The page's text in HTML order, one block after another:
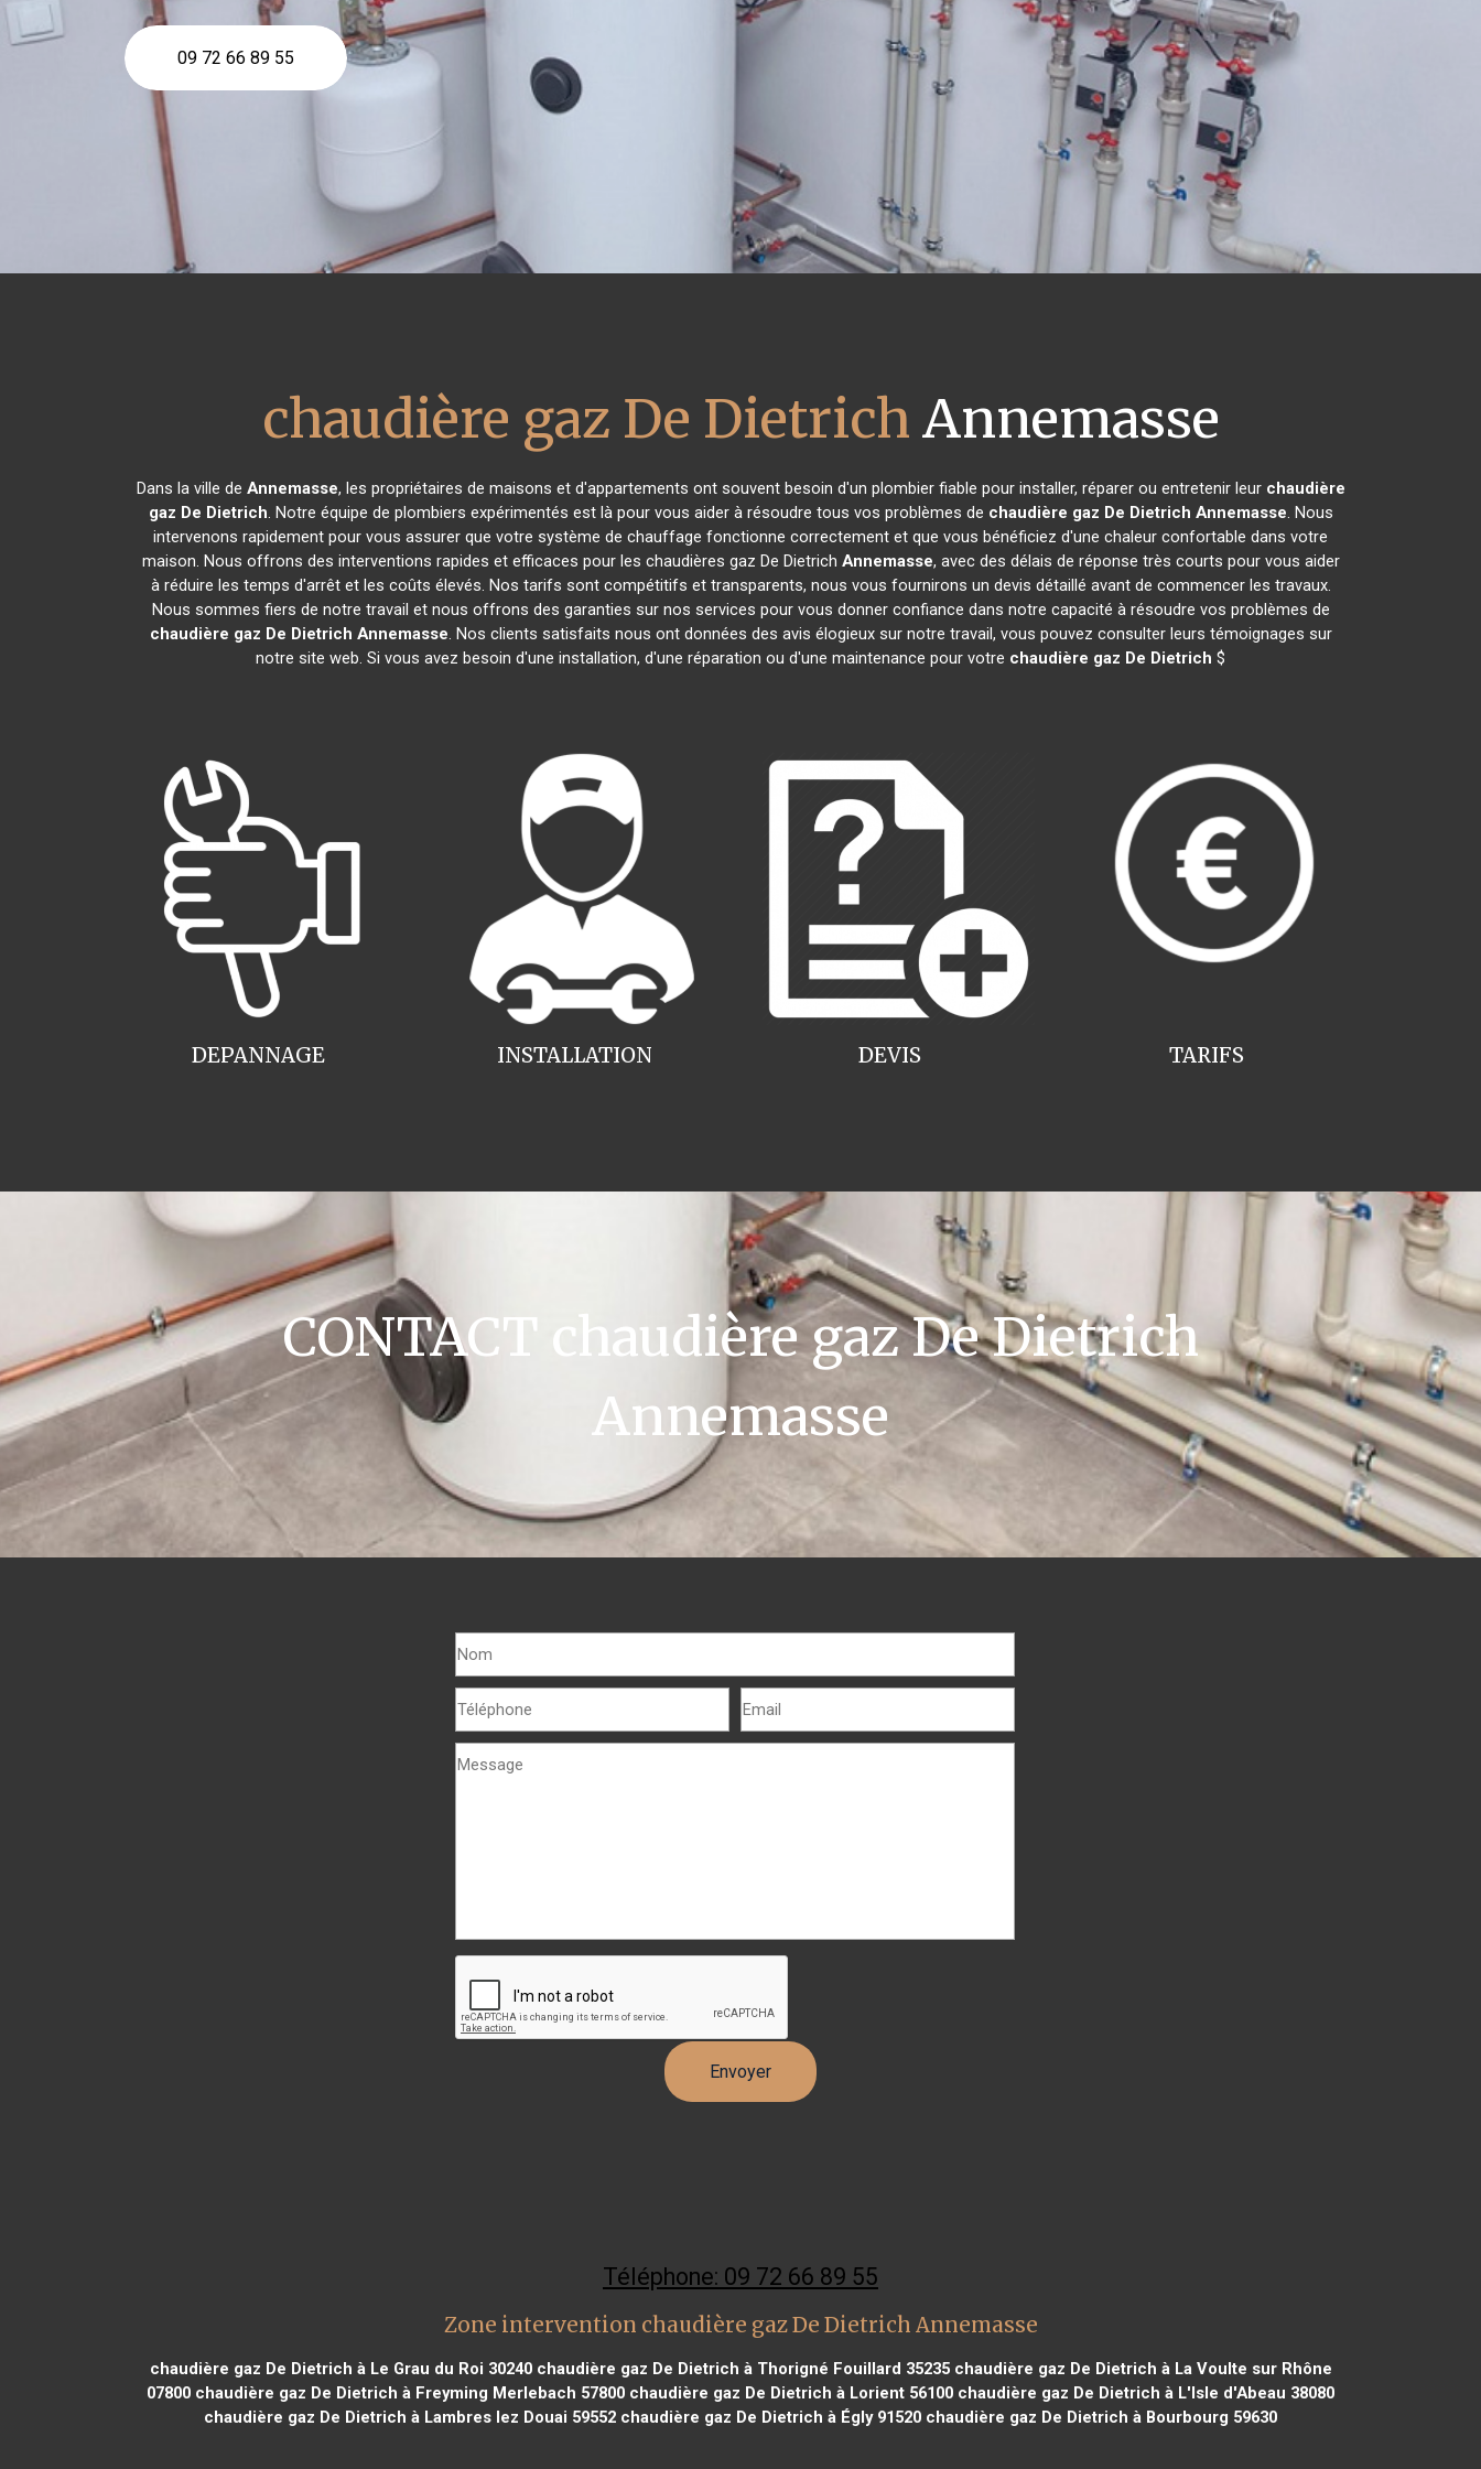
09 72 66 89 55
chaudière gaz De Dietrich Annemasse
Dans la ville de Annemasse, les propriétaires de maisons et d'appartements ont souvent besoin d'un plombier fiable pour installer, réparer ou entretenir leur chaudière
gaz De Dietrich. Notre équipe de plombiers expérimentés est là pour vous aider à résoudre tous vos problèmes de chaudière gaz De Dietrich Annemasse. Nous
intervenons rapidement pour vous assurer que votre système de chauffage fonctionne correctement et que vous bénéficiez d'une chaleur confortable dans votre
maison. Nous offrons des interventions rapides et efficaces pour les chaudières gaz De Dietrich Annemasse, avec des délais de réponse très courts pour vous aider
à réduire les temps d'arrêt et les coûts élevés. Nos tarifs sont compétitifs et transparents, nous vous fournirons un devis détaillé avant de commencer les travaux.
Nous sommes fiers de notre travail et nous offrons des garanties sur nos services pour vous donner confiance dans notre capacité à résoudre vos problèmes de
chaudière gaz De Dietrich Annemasse. Nos clients satisfaits nous ont données des avis élogieux sur notre travail, vous pouvez consulter leurs témoignages sur
notre site web. Si vous avez besoin d'une installation, d'une réparation ou d'une maintenance pour votre chaudière gaz De Dietrich $
INSTALLATION
DEPANNAGE TARIFS
DEVIS
CONTACT chaudière gaz De Dietrich
Annemasse
Téléphone: 09 72 66 89 55
Zone intervention chaudière gaz De Dietrich Annemasse
chaudière gaz De Dietrich à Le Grau du Roi 30240chaudière gaz De Dietrich à Thorigné Fouillard 35235chaudière gaz De Dietrich à La Voulte sur Rhône
07800 chaudière gaz De Dietrich à Freyming Merlebach 57800 chaudière gaz De Dietrich à Lorient 56100 chaudière gaz De Dietrich à L'Isle d'Abeau 38080
chaudière gaz De Dietrich à Lambres lez Douai 59552 chaudière gaz De Dietrich à Égly 91520 chaudière gaz De Dietrich à Bourbourg 59630